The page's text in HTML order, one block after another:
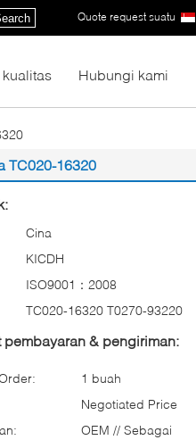
Quote request suatu |
Hubungi kami
TC020-16320
Cina
KICDH
ISO9001：2008
TC020-16320 T0270-93220
pembayaran & pengiriman:
1 buah
Negotiated Price
OEM // Sebagai